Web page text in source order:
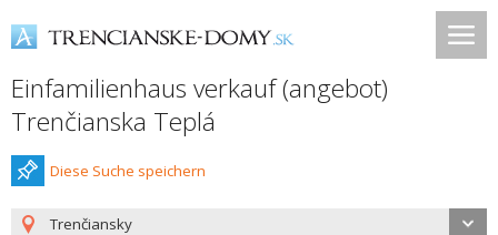
Einfamilienhaus verkauf (angebot)
Trenčianska Teplá
Diese Suche speichern
Trenčiansky